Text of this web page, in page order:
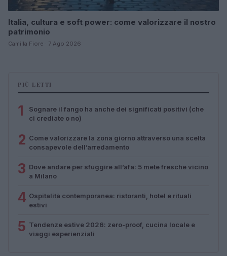
Italia, cultura e soft power: come valorizzare il nostro
patrimonio
Camilla Fiore · 7 Ago 2026
PIÙ LETTI
1
Sognare il fango ha anche dei significati positivi (che
ci crediate o no)
2 Come valorizzare la zona giorno attraverso una scelta
consapevole dell’arredamento
3 Dove andare per sfuggire all’afa: 5 mete fresche vicino
a Milano
4 Ospitalità contemporanea: ristoranti, hotel e rituali
estivi
5 Tendenze estive 2026: zero-proof, cucina locale e
viaggi esperienziali